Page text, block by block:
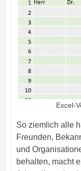
Excel-
So ziemlich alle
Freunden,
und
behalten, macht